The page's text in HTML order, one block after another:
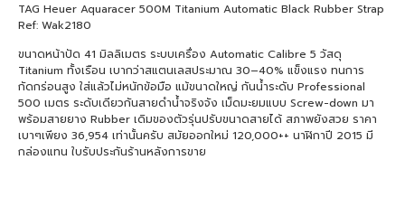
TAG Heuer Aquaracer 500M Titanium Automatic Black Rubber Strap
Ref: Wak2180
ขนาดหน้าปัด 41 มิลลิเมตร ระบบเครื่อง Automatic Calibre 5 วัสดุ
Titanium ทั้งเรือน เบากว่าสแตนเลสประมาณ 30–40% แข็งแรง ทนการ
กัดกร่อนสูง ใส่แล้วไม่หนักข้อมือ แม้ขนาดใหญ่ กันน้ำระดับ Professional
500 เมตร ระดับเดียวกันสายดำน้ำจริงจัง เม็ดมะยมแบบ Screw-down มา
พร้อมสายยาง Rubber เดิมของตัวรุ่นปรับขนาดสายได้ สภาพยังสวย ราคา
เบาๆเพียง 36,954 เท่านั้นครับ สมัยออกใหม่ 120,000++ นาฬิกาปี 2015 มี
กล่องแทน ใบรับประกันร้านหลังการขาย